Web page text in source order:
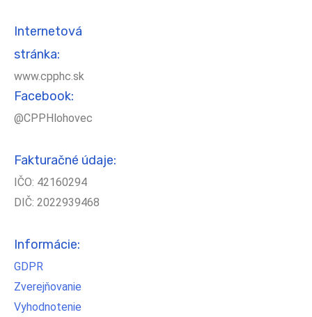
Internetová
stránka:
www.cpphc.sk
Facebook:
@CPPHlohovec
Fakturačné údaje:
IČO: 42160294
DIČ: 2022939468
Informácie:
GDPR
Zverejňovanie
Vyhodnotenie